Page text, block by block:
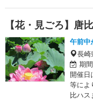
【花・見ごろ】唐
午前中
長崎
期間
開催日
等によ
比ハス